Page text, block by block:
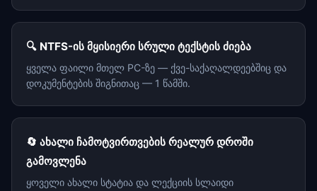
🔍 NTFS-ის მყისიერი სრული ტექსტის ძიება
ყველა ფაილი მთელ PC-ზე — ქვე-საქაღალდეებშიც და
დოკუმენტების შიგნითაც — 1 წამში.
🔄 ახალი ჩამოტვირთვების რეალურ დროში
გამოვლენა
ყოველი ახალი სტატია და ლექციის სლაიდი